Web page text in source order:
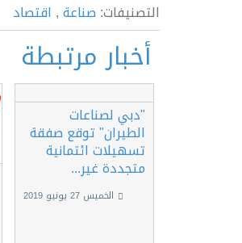
التصنيفات: صناعة, اقتصاد
أخبار مرتبطة
"دبي لصناعات
الطيران" توقع صفقة
تسهيلات ائتمانية
متجددة غير...
الخميس 27 يونيو 2019